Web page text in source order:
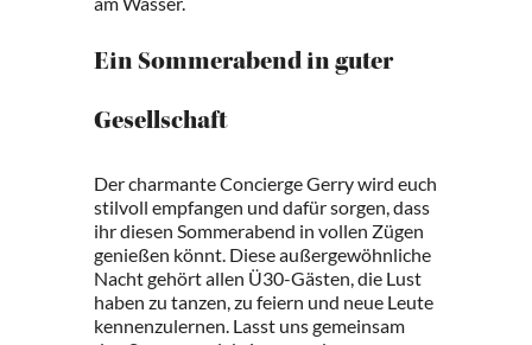
Ein Sommerabend in guter
Gesellschaft
Der charmante Concierge Gerry wird euch
stilvoll empfangen und dafür sorgen, dass
ihr diesen Sommerabend in vollen Zügen
genießen könnt. Diese außergewöhnliche
Nacht gehört allen Ü30-Gästen, die Lust
haben zu tanzen, zu feiern und neue Leute
kennenzulernen. Lasst uns gemeinsam